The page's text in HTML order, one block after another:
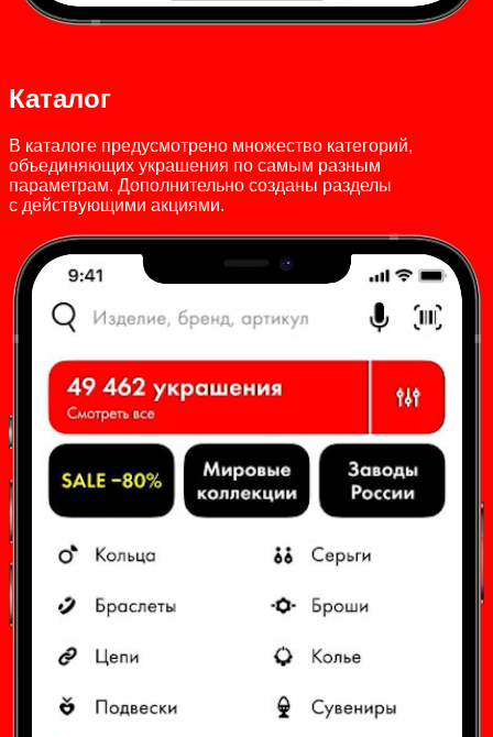
Каталог
В каталоге предусмотрено множество категорий,
объединяющих украшения по самым разным
параметрам. Дополнительно созданы разделы
с действующими акциями.